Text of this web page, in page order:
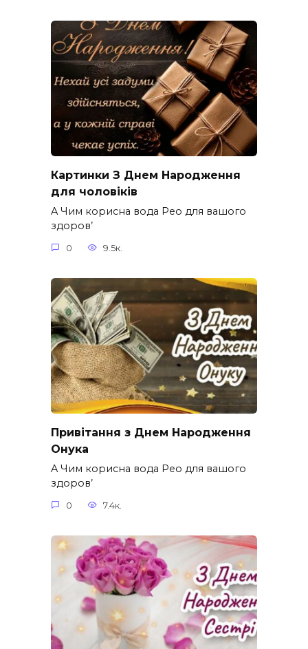
Картинки З Днем Народження
для чоловіків​
A Чим корисна вода Рео для вашого
здоров’
0 9.5к.
Привітання з Днем Народження
Онука
A Чим корисна вода Рео для вашого
здоров’
0 7.4к.